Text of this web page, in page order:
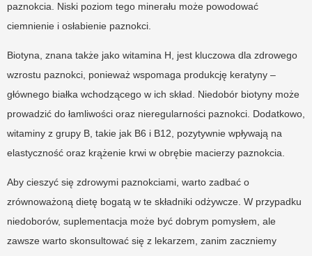
paznokcia. Niski poziom tego minerału może powodować
ciemnienie i osłabienie paznokci.
Biotyna, znana także jako witamina H, jest kluczowa dla zdrowego
wzrostu paznokci, ponieważ wspomaga produkcję keratyny –
głównego białka wchodzącego w ich skład. Niedobór biotyny może
prowadzić do łamliwości oraz nieregularności paznokci. Dodatkowo,
witaminy z grupy B, takie jak B6 i B12, pozytywnie wpływają na
elastyczność oraz krążenie krwi w obrębie macierzy paznokcia.
Aby cieszyć się zdrowymi paznokciami, warto zadbać o
zrównoważoną dietę bogatą w te składniki odżywcze. W przypadku
niedoborów, suplementacja może być dobrym pomysłem, ale
zawsze warto skonsultować się z lekarzem, zanim zaczniemy